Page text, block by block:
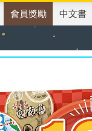
會員獎勵 中文書